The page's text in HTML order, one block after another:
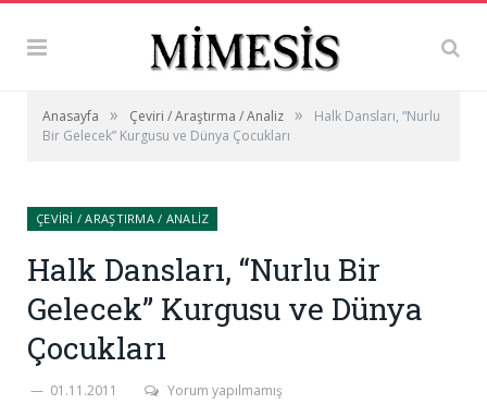
Anasayfa » Çeviri / Araştırma / Analiz »
Halk Dansları, “Nurlu
Bir Gelecek” Kurgusu ve Dünya Çocukları
ÇEVIRI / ARAŞTIRMA / ANALIZ
Halk Dansları, “Nurlu Bir
Gelecek” Kurgusu ve Dünya
Çocukları
01.11.2011 Yorum yapılmamış